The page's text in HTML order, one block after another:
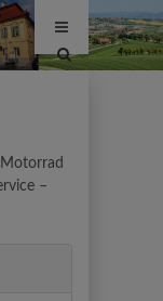
Site
search
–